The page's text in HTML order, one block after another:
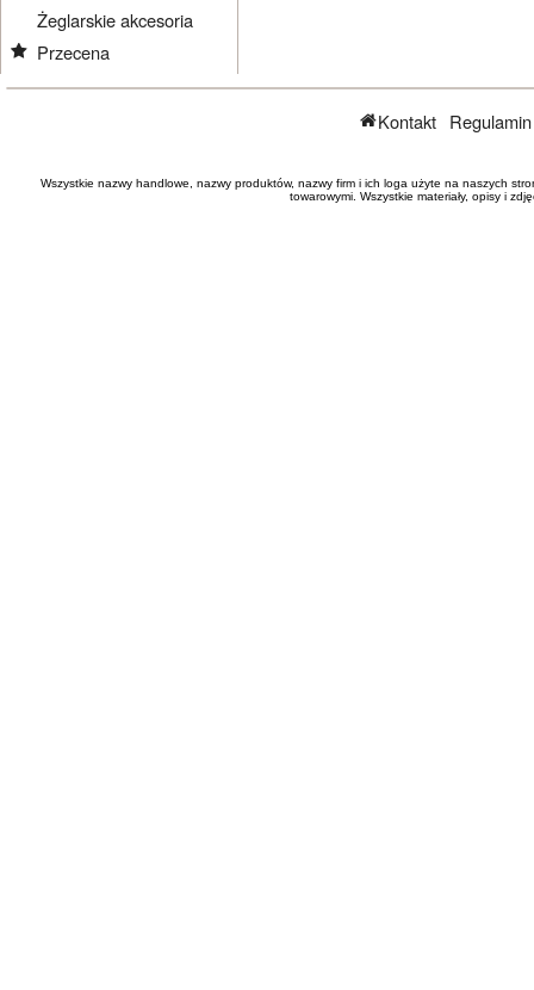
Żeglarskie akcesoria
Przecena
Kontakt
Wszystkie nazwy handlowe, nazwy produktów, nazwy firm i ich loga użyte na naszych
towarowymi. Wszystkie materiały, opisy i